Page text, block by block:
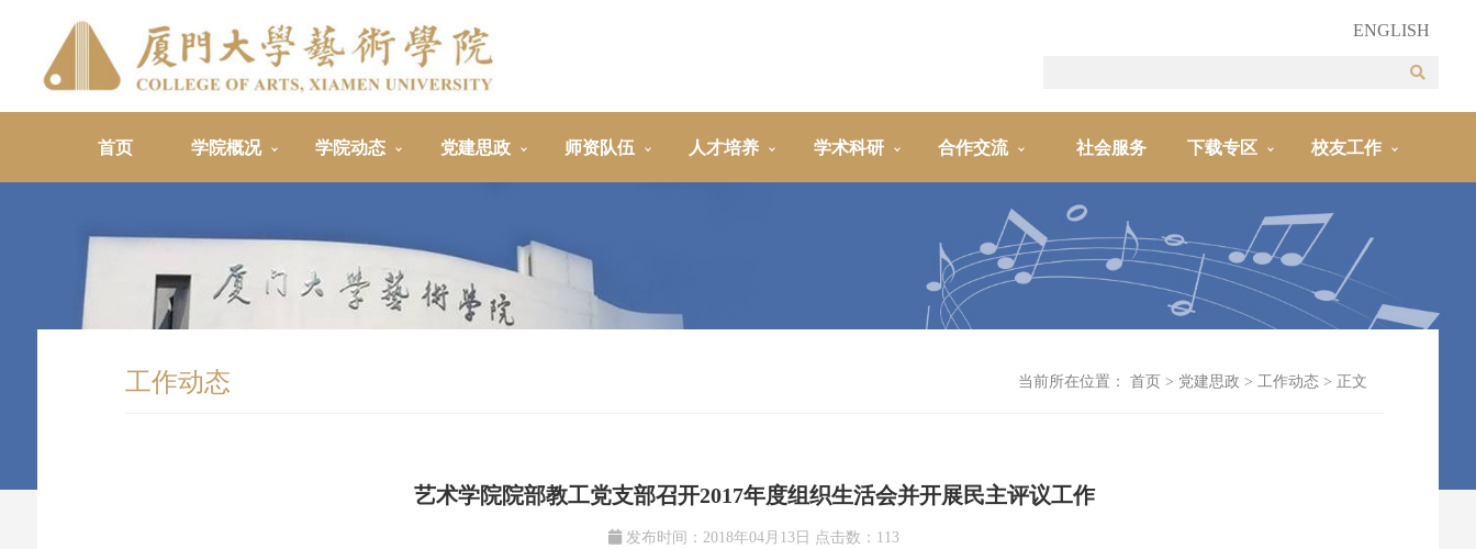
ENGLISH
首页 学院概况 学院动态 党建思政 师资队伍 人才培养 学术科研 合作交流 社会服务 下载专区 校友工作
工作动态 当前所在位置：首页 > 党建思政 >工作动态 > 正文
艺术学院院部教工党支部召开2017年度组织生活会并开展民主评议工作
发布时间：2018年04月13日 点击数： 113